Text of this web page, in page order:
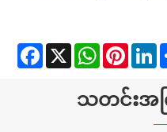
Facebook
X WhatsApp
သတင်းအက